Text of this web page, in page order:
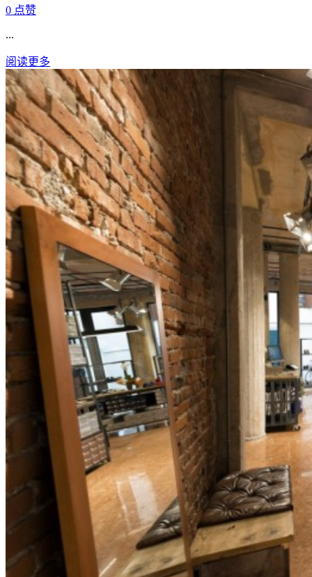
0 点赞
...
阅读更多